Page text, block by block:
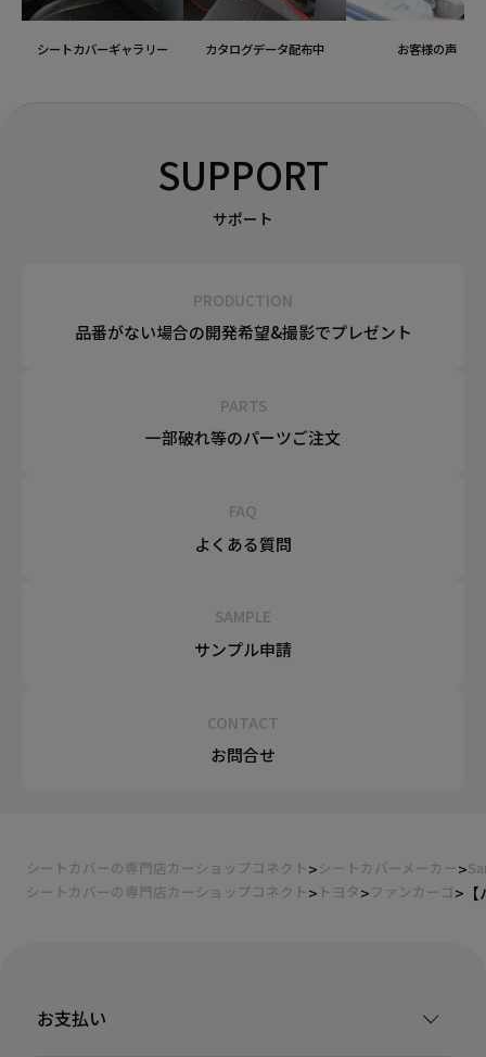
シートカバーギャラリー カタログデータ配布中 お客様の声
SUPPORT
サポート
PRODUCTION
品番がない場合の開発希望&撮影でプレゼント
PARTS
一部破れ等のパーツご注文
FAQ
よくある質問
SAMPLE
サンプル申請
CONTACT
お問合せ
シートカバーの専門店カーショップコネクト シートカバーメーカー
シートカバーの専門店カーショップコネクト
トヨタ ファンカーゴ
お支払い